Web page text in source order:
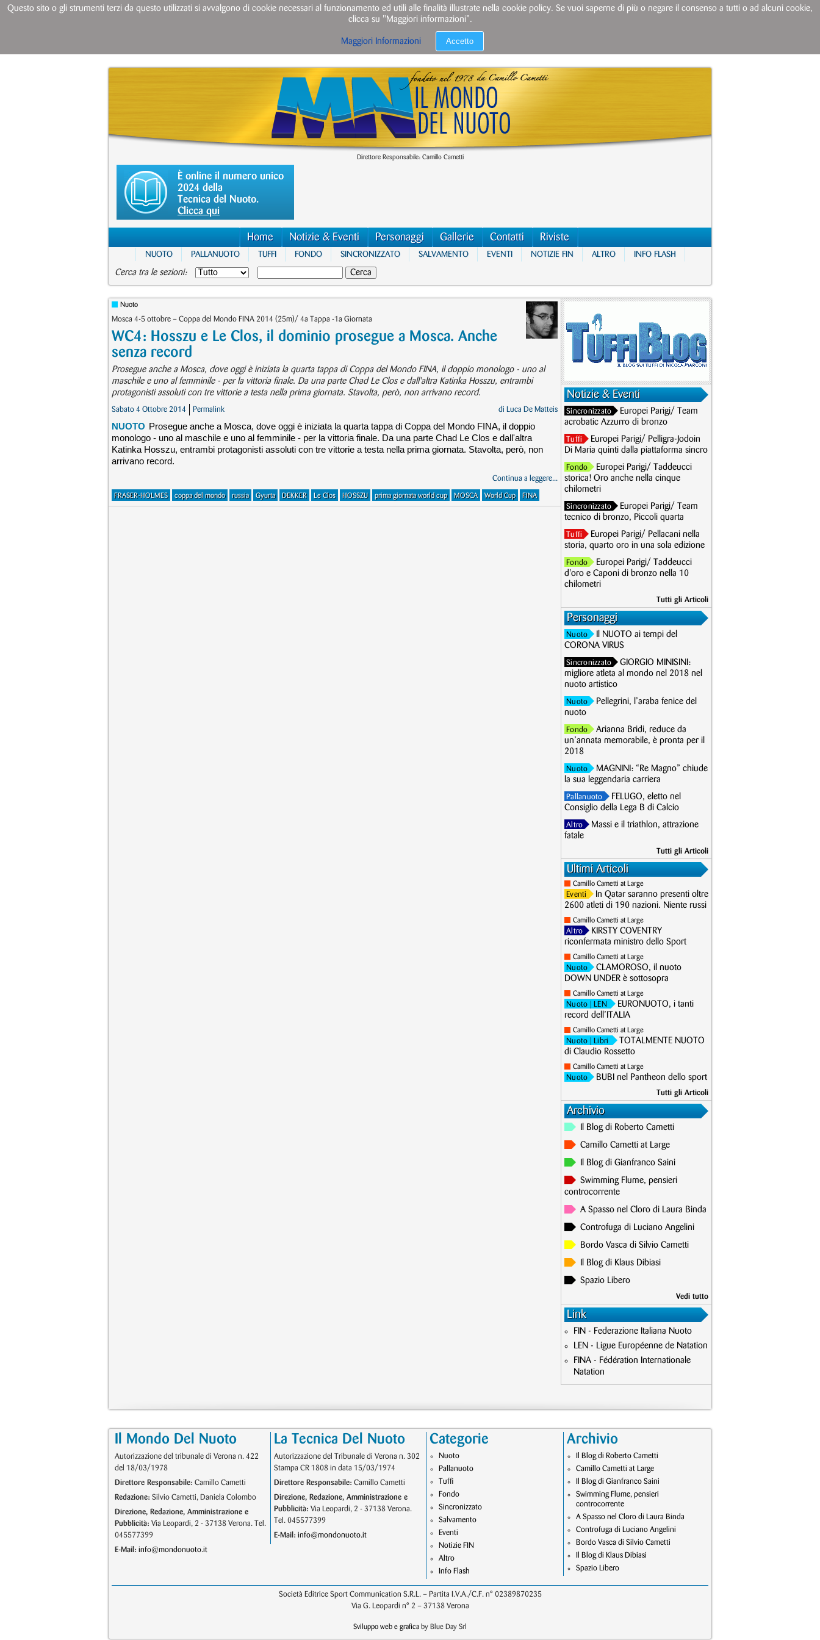
Direttore Responsabile: Camillo Cametti
È online il numero unico
2024 della
Tecnica del Nuoto.
Clicca qui
Home Notizie & Eventi Personaggi Gallerie Contatti Riviste
NUOTO PALLANUOTO TUFFI FONDO SINCRONIZZATO SALVAMENTO EVENTI NOTIZIE FIN ALTRO INFO FLASH
Cerca tra le sezioni:
Nuoto
Mosca 4-5 ottobre – Coppa del Mondo FINA 2014 (25m)/ 4a Tappa -1a Giornata
WC4: Hosszu e Le Clos, il dominio prosegue a Mosca. Anche
senza record
Prosegue anche a Mosca, dove oggi è iniziata la quarta tappa di Coppa del Mondo FINA, il doppio monologo - uno al
maschile e uno al femminile - per la vittoria finale. Da una parte Chad Le Clos e dall'altra Katinka Hosszu, entrambi
protagonisti assoluti con tre vittorie a testa nella prima giornata. Stavolta, però, non arrivano record.
Sabato 4 Ottobre 2014 Permalink di Luca De Matteis
NUOTO Prosegue anche a Mosca, dove oggi è iniziata la quarta tappa di Coppa del Mondo FINA, il doppio
monologo - uno al maschile e uno al femminile - per la vittoria finale. Da una parte Chad Le Clos e dall'altra
Katinka Hosszu, entrambi protagonisti assoluti con tre vittorie a testa nella prima giornata. Stavolta, però, non
arrivano record.
Continua a leggere...
FRASER-HOLMES coppa del mondo russia Gyurta DEKKER Le Clos HOSSZU prima giornata world cup MOSCA World Cup FINA
Notizie & Eventi
Sincronizzato
Europei Parigi/ Team
acrobatic Azzurro di bronzo
Tuffi
Europei Parigi/ Pelligra-Jodoin
Di Maria quinti dalla piattaforma sincro
Fondo
Europei Parigi/ Taddeucci
storica! Oro anche nella cinque
chilometri
Sincronizzato
Europei Parigi/ Team
tecnico di bronzo, Piccoli quarta
Tuffi
Europei Parigi/ Pellacani nella
storia, quarto oro in una sola edizione
Fondo
Europei Parigi/ Taddeucci
d'oro e Caponi di bronzo nella 10
chilometri
Tutti gli Articoli
Personaggi
Nuoto
Il NUOTO ai tempi del
CORONA VIRUS
Sincronizzato
GIORGIO MINISINI:
migliore atleta al mondo nel 2018 nel
nuoto artistico
Nuoto
Pellegrini, l’araba fenice del
nuoto
Fondo
Arianna Bridi, reduce da
un’annata memorabile, è pronta per il
2018
Nuoto
MAGNINI: “Re Magno” chiude
la sua leggendaria carriera
Pallanuoto
FELUGO, eletto nel
Consiglio della Lega B di Calcio
Altro
Massi e il triathlon, attrazione
fatale
Tutti gli Articoli
Ultimi Articoli
Camillo Cametti at Large
Eventi
In Qatar saranno presenti oltre
2600 atleti di 190 nazioni. Niente russi
Camillo Cametti at Large
Altro
KIRSTY COVENTRY
riconfermata ministro dello Sport
Camillo Cametti at Large
Nuoto
CLAMOROSO, il nuoto
DOWN UNDER è sottosopra
Camillo Cametti at Large
Nuoto | LEN
EURONUOTO, i tanti
record dell’ITALIA
Camillo Cametti at Large
Nuoto | Libri
TOTALMENTE NUOTO
di Claudio Rossetto
Camillo Cametti at Large
Nuoto BUBI nel Pantheon dello sport
Tutti gli Articoli
Archivio
Il Blog di Roberto Cametti
Camillo Cametti at Large
Il Blog di Gianfranco Saini
Swimming Flume, pensieri
controcorrente
A Spasso nel Cloro di Laura Binda
Controfuga di Luciano Angelini
Bordo Vasca di Silvio Cametti
Il Blog di Klaus Dibiasi
Spazio Libero
Vedi tutto
Link
FIN - Federazione Italiana Nuoto
LEN - Ligue Européenne de Natation
FINA - Fédération Internationale
Natation
Il Mondo Del Nuoto
Autorizzazione del tribunale di Verona n. 422
del 18/03/1978
Direttore Responsabile: Camillo Cametti
Redazione: Silvio Cametti, Daniela Colombo
Direzione, Redazione, Amministrazione e
Pubblicità: Via Leopardi, 2 - 37138 Verona. Tel.
045577399
E-Mail: info@mondonuoto.it
La Tecnica Del Nuoto
Autorizzazione del Tribunale di Verona n. 302
Stampa CR 1808 in data 15/03/1974
Direttore Responsabile: Camillo Cametti
Direzione, Redazione, Amministrazione e
Pubblicità: Via Leopardi, 2 - 37138 Verona.
Tel. 045577399
E-Mail: info@mondonuoto.it
Categorie
Nuoto
Pallanuoto
Tuffi
Fondo
Sincronizzato
Salvamento
Eventi
Notizie FIN
Altro
Info Flash
Archivio
Il Blog di Roberto Cametti
Camillo Cametti at Large
Il Blog di Gianfranco Saini
Swimming Flume, pensieri
controcorrente
A Spasso nel Cloro di Laura Binda
Controfuga di Luciano Angelini
Bordo Vasca di Silvio Cametti
Il Blog di Klaus Dibiasi
Spazio Libero
Società Editrice Sport Communication S.R.L. – Partita I.V.A./C.F. n° 02389870235
Via G. Leopardi n° 2 – 37138 Verona
Sviluppo web e grafica by Blue Day Srl
Questo sito o gli strumenti terzi da questo utilizzati si avvalgono di cookie necessari al funzionamento ed utili alle finalità illustrate nella cookie policy. Se vuoi saperne di più o negare il consenso a tutti o ad alcuni cookie,
clicca su "Maggiori informazioni”.
Maggiori Informazioni Accetto